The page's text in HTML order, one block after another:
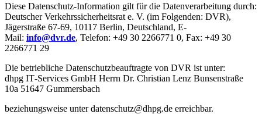
Diese Datenschutz‑Information gilt für die Datenverarbeitung durch:
Deutscher Verkehrssicherheitsrat e. V. (im Folgenden: DVR),
Jägerstraße 67-69, 10117 Berlin, Deutschland, E-
Mail: info@dvr.de, Telefon: +49 30 2266771 0, Fax: +49 30
2266771 29
Die betriebliche Datenschutzbeauftragte von DVR ist unter:
dhpg IT‑Services GmbH Herrn Dr. Christian Lenz Bunsenstraße
10a 51647 Gummersbach
beziehungsweise unter datenschutz@dhpg.de erreichbar.